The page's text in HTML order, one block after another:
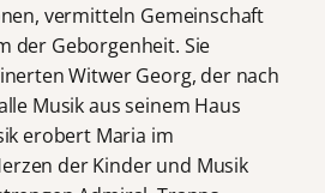
vermitteln Gemeinschaft
der Geborgenheit. Sie
Witwer Georg, der nach
Musik aus seinem Haus
erobert Maria im
der Kinder und Musik